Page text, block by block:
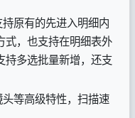
原有的先进入明细内
式，也支持在明细表外
持多选批量新增，还支
等高级特性，扫描速